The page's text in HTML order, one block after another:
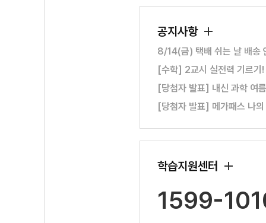
공지사항
8/14(금) 택배 쉬는 날 배송
[수학] 2교시 실전력 기르기
[당첨자 발표] 내신 과학 여
[당첨자 발표] 메가패스 나
학습지원센터
1599-